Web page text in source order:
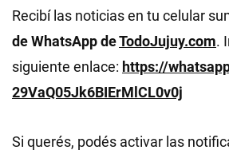
Recibí las noticias en tu celular
de WhatsApp deTodoJujuy.com.
siguiente enlace: https://
29VaQ05Jk6BIErMlCL0v0j
Si querés, podés activar las